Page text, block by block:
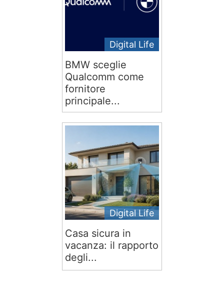
Digital Life
BMW sceglie
Qualcomm come
fornitore
principale...
Digital Life
Casa sicura in
vacanza: il rapporto
degli...